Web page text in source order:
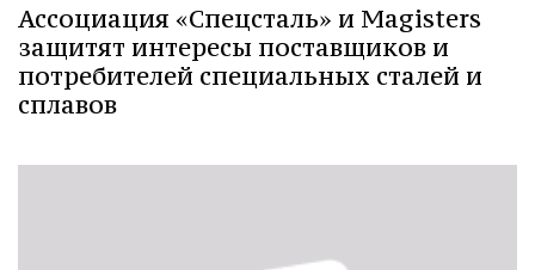
Ассоциация «Спецсталь» и Magisters
защитят интересы поставщиков и
потребителей специальных сталей и
сплавов